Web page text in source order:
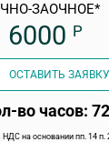
ЗАОЧНОЕ*
6000 Р
ОСТАВИТЬ ЗАЯВКУ
во часов: 72
на основании пп. 14 п.